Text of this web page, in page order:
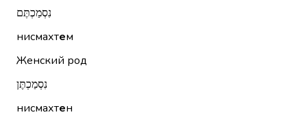
נִסְמַכְתֶּם
нисмахтем
Женский род
נִסְמַכְתֶּן
нисмахтен